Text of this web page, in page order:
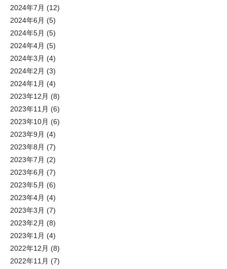
2024年7月 (12)
2024年6月 (5)
2024年5月 (5)
2024年4月 (5)
2024年3月 (4)
2024年2月 (3)
2024年1月 (4)
2023年12月 (8)
2023年11月 (6)
2023年10月 (6)
2023年9月 (4)
2023年8月 (7)
2023年7月 (2)
2023年6月 (7)
2023年5月 (6)
2023年4月 (4)
2023年3月 (7)
2023年2月 (8)
2023年1月 (4)
2022年12月 (8)
2022年11月 (7)